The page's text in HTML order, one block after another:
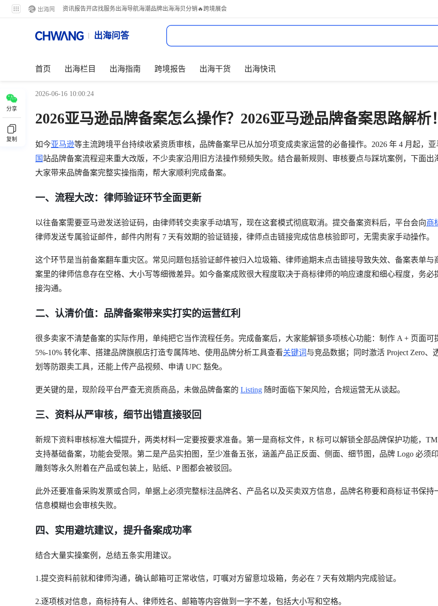
资讯报告开店找服务出海导航海潮品牌出海海贝分销 🔥跨境展会
出海问答
首页 出海栏目 出海指南 跨境报告 出海干货 出海快讯
分享
复制
2026-06-16 10:00:24
2026亚马逊品牌备案怎么操作？2026亚马逊品牌备案思路解析！
如今亚马逊等主流跨境平台持续收紧资质审核，品牌备案早已从加分项变成卖家运营的必备操作。2026 年 4 月起，亚
国 站品牌备案流程迎来重大改版，不少卖家沿用旧方法操作频频失败。结合最新规则、审核要点与踩坑案例，下面出
大家带来品牌备案完整实操指南，帮大家顺利完成备案。
一、流程大改：律师验证环节全面更新
以往备案需要亚马逊发送验证码，由律师转交卖家手动填写，现在这套模式彻底取消。提交备案资料后，平台会向商
律师发送专属验证邮件，邮件内附有 7 天有效期的验证链接，律师点击链接完成信息核验即可，无需卖家手动操作。
这个环节是当前备案翻车重灾区。常见问题包括验证邮件被归入垃圾箱、律师逾期未点击链接导致失效、备案表单与
案里的律师信息存在空格、大小写等细微差异。如今备案成败很大程度取决于商标律师的响应速度和细心程度，务必
接沟通。
二、认清价值：品牌备案带来实打实的运营红利
很多卖家不清楚备案的实际作用，单纯把它当作流程任务。完成备案后，大家能解锁多项核心功能：制作 A + 页面可
5%-10% 转化率、搭建品牌旗舰店打造专属阵地、使用品牌分析工具查看关键词 与竞品数据；同时激活 Project Zero、
划等防跟卖工具，还能上传产品视频、申请 UPC 豁免。
更关键的是，现阶段平台严查无资质商品，未做品牌备案的 Listing 随时面临下架风险，合规运营无从谈起。
三、资料从严审核，细节出错直接驳回
新规下资料审核标准大幅提升，两类材料一定要按要求准备。第一是商标文件，R 标可以解锁全部品牌保护功能，
支持基础备案，功能会受限。第二是产品实拍图，至少准备五张，涵盖产品正反面、侧面、细节图，品牌 Logo 必须印
雕刻等永久附着在产品或包装上，贴纸、P 图都会被驳回。
此外还要准备采购发票或合同，单据上必须完整标注品牌名、产品名以及买卖双方信息，品牌名称要和商标证书保持
信息模糊也会审核失败。
四、实用避坑建议，提升备案成功率
结合大量实操案例，总结五条实用建议。
1.提交资料前就和律师沟通，确认邮箱可正常收信，叮嘱对方留意垃圾箱，务必在 7 天有效期内完成验证。
2.逐项核对信息，商标持有人、律师姓名、邮箱等内容做到一字不差，包括大小写和空格。